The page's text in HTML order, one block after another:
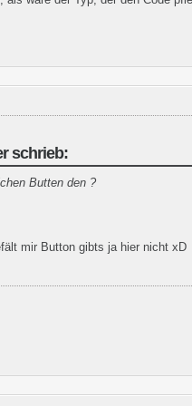
schrieb:
Butten den ?
mir Button gibts ja hier nicht xD